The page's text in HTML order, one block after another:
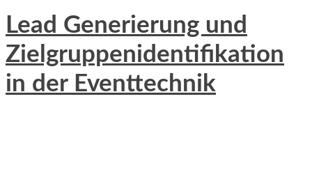
Lead Generierung und
Zielgruppenidentifikation
in der Eventtechnik